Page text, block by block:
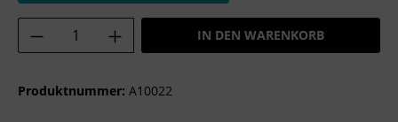
Produkt Anzahl: Gib den gewünschten
IN DEN WARENKORB
Produktnummer: A10022